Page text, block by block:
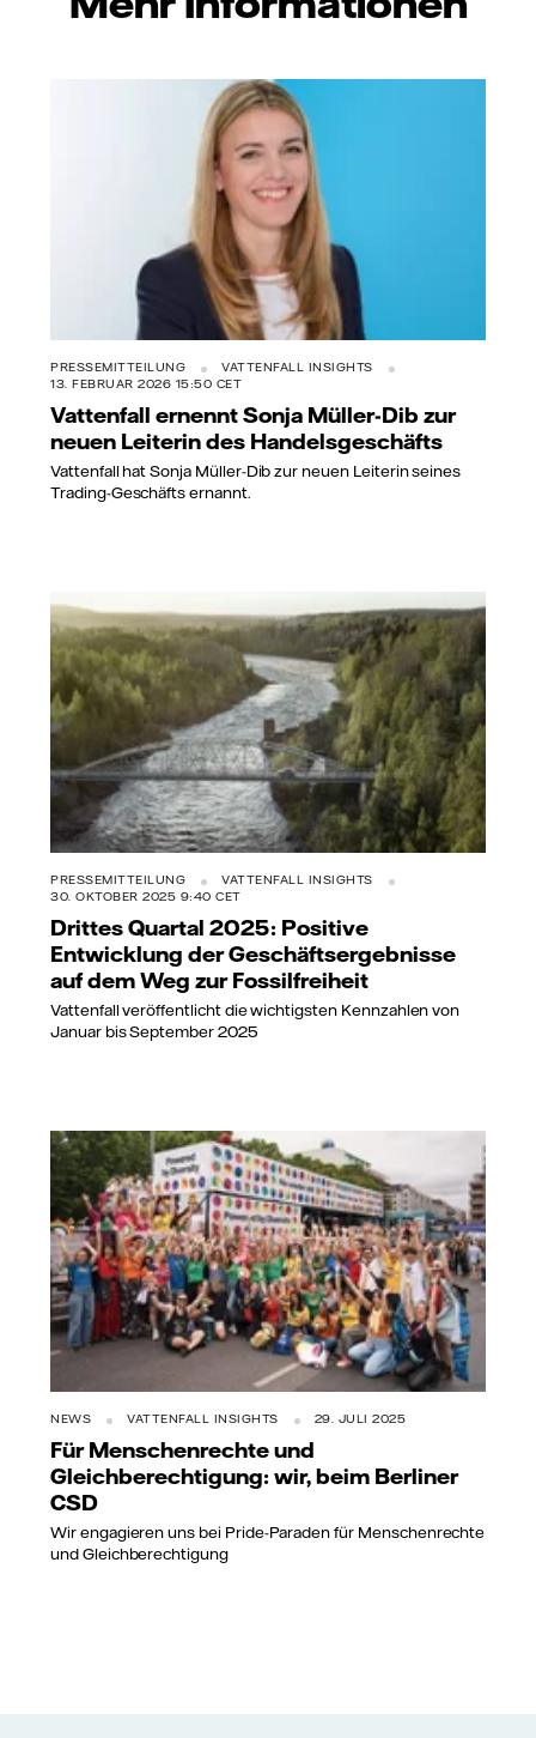
PRESSEMITTEILUNG
VATTENFALL INSIGHTS
13. FEBRUAR 2026 15:50 CET
Vattenfall ernennt Sonja Müller-Dib zur
neuen Leiterin des Handelsgeschäfts
Vattenfall hat Sonja Müller-Dib zur neuen Leiterin seines
Trading-Geschäfts ernannt.
PRESSEMITTEILUNG
VATTENFALL INSIGHTS
30. OKTOBER 2025 9:40 CET
Drittes Quartal 2025: Positive
Entwicklung der Geschäftsergebnisse
auf dem Weg zur Fossilfreiheit
Vattenfall veröffentlicht die wichtigsten Kennzahlen von
Januar bis September 2025
NEWS VATTENFALL INSIGHTS 29. JULI 2025
Für Menschenrechte und
Gleichberechtigung: wir, beim Berliner
CSD
Wir engagieren uns bei Pride-Paraden für Menschenrechte
und Gleichberechtigung